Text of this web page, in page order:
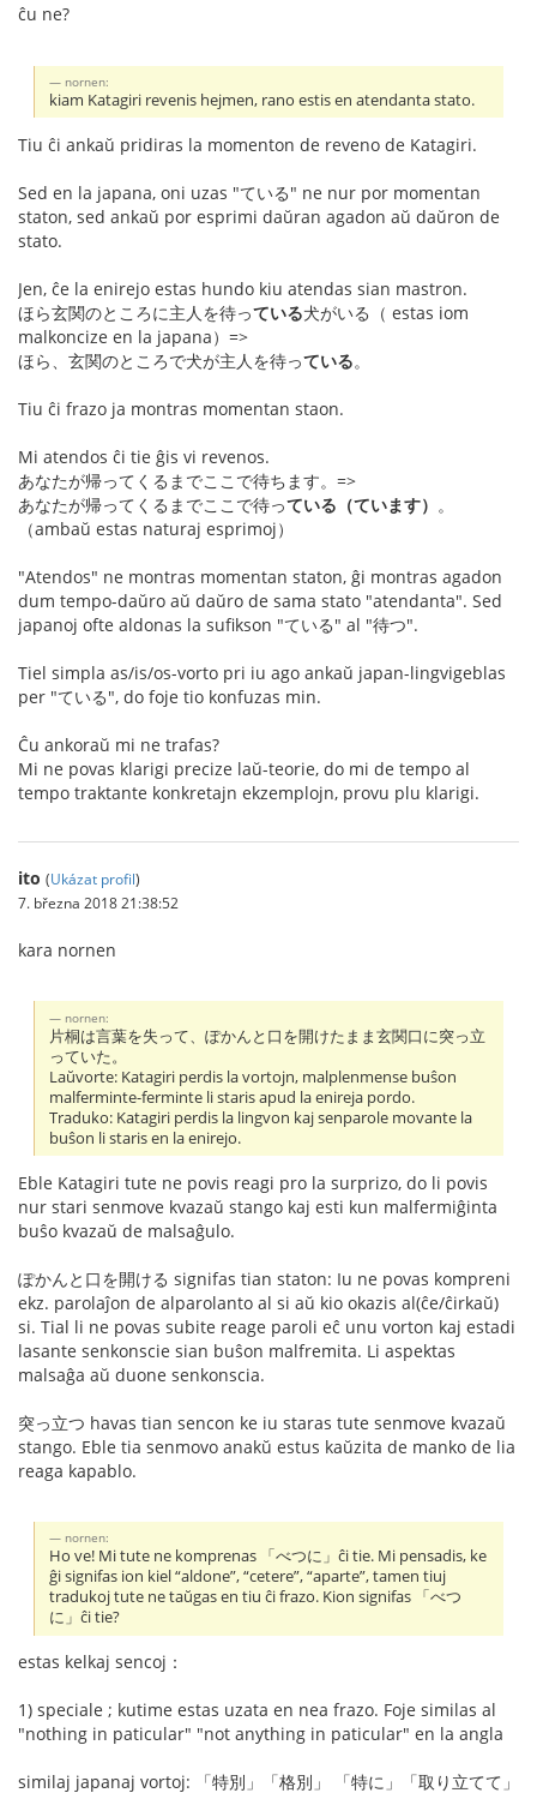
ĉu ne?
nornen:
kiam Katagiri revenis hejmen, rano estis en atendanta stato.
Tiu ĉi ankaŭ pridiras la momenton de reveno de Katagiri.
Sed en la japana, oni uzas "ている" ne nur por momentan
staton, sed ankaŭ por esprimi daŭran agadon aŭ daŭron de
stato.
Jen, ĉe la enirejo estas hundo kiu atendas sian mastron.
ほら玄関のところに主人を待っている犬がいる（ estas iom
malkoncize en la japana）=>
ほら、玄関のところで犬が主人を待っている。
Tiu ĉi frazo ja montras momentan staon.
Mi atendos ĉi tie ĝis vi revenos.
あなたが帰ってくるまでここで待ちます。=>
あなたが帰ってくるまでここで待っている（ています） 。
（ambaŭ estas naturaj esprimoj）
"Atendos" ne montras momentan staton, ĝi montras agadon
dum tempo-daŭro aŭ daŭro de sama stato "atendanta". Sed
japanoj ofte aldonas la sufikson "ている" al "待つ".
Tiel simpla as/is/os-vorto pri iu ago ankaŭ japan-lingvigeblas
per "ている", do foje tio konfuzas min.
Ĉu ankoraŭ mi ne trafas?
Mi ne povas klarigi precize laŭ-teorie, do mi de tempo al
tempo traktante konkretajn ekzemplojn, provu plu klarigi.
ito (Ukázat profil)
7. března 2018 21:38:52
kara nornen
nornen:
片桐は言葉を失って、ぽかんと口を開けたまま玄関口に突っ立
っていた。
Laŭvorte: Katagiri perdis la vortojn, malplenmense buŝon
malferminte-ferminte li staris apud la enireja pordo.
Traduko: Katagiri perdis la lingvon kaj senparole movante la
buŝon li staris en la enirejo.
Eble Katagiri tute ne povis reagi pro la surprizo, do li povis
nur stari senmove kvazaŭ stango kaj esti kun malfermiĝinta
buŝo kvazaŭ de malsaĝulo.
ぽかんと口を開ける signifas tian staton: Iu ne povas kompreni
ekz. parolaĵon de alparolanto al si aŭ kio okazis al(ĉe/ĉirkaŭ)
si. Tial li ne povas subite reage paroli eĉ unu vorton kaj estadi
lasante senkonscie sian buŝon malfremita. Li aspektas
malsaĝa aŭ duone senkonscia.
突っ立つ havas tian sencon ke iu staras tute senmove kvazaŭ
stango. Eble tia senmovo anakŭ estus kaŭzita de manko de lia
reaga kapablo.
nornen:
Ho ve! Mi tute ne komprenas 「べつに」ĉi tie. Mi pensadis, ke
ĝi signifas ion kiel “aldone”, “cetere”, “aparte”, tamen tiuj
tradukoj tute ne taŭgas en tiu ĉi frazo. Kion signifas 「べつ
に」ĉi tie?
estas kelkaj sencoj：
1) speciale ; kutime estas uzata en nea frazo. Foje similas al
"nothing in paticular" "not anything in paticular" en la angla
similaj japanaj vortoj: 「特別」「格別」 「特に」「取り立てて」